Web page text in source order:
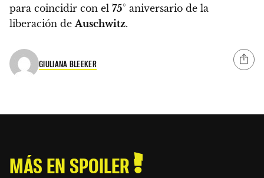
para coincidir con el 75° aniversario de la
liberación de Auschwitz.
GIULIANA BLEEKER
MÁS EN SPOILER